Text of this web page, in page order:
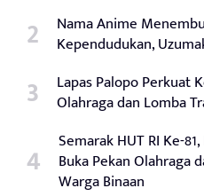
Nama Anime
Kependudukan,
Lapas Palopo Perkuat
Olahraga dan Lomba
Semarak HUT RI Ke-
Buka Pekan Olahraga
Warga Binaan